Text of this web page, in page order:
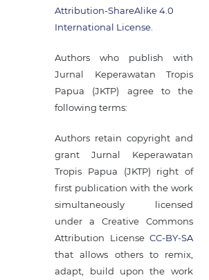
Attribution-ShareAlike 4.0
International License
Authors who publish with
Jurnal Keperawatan Tropis
Papua (JKTP) agree to the
following terms:
Authors retain copyright and
grant Jurnal Keperawatan
Tropis Papua (JKTP) right of
first publication with the work
simultaneously licensed
under a Creative Commons
Attribution License CC-BY-SA
that allows others to remix,
adapt, build upon the work